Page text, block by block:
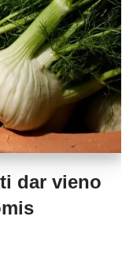
dar vieno